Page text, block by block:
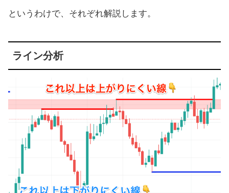
というわけで、それぞれ解説します。
ライン分析